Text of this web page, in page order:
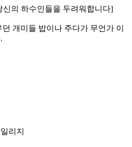
신의 하수인들을 두려워합니다]
개미들 밥이나 주다가 무언가 이
리지